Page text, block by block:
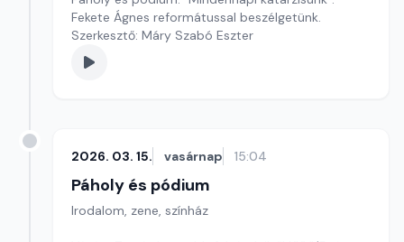
Fekete Ágnes reformátussal beszélgetünk.
Szerkesztő: Máry Szabó Eszter
2026. 03. 15. vasárnap 15:04
Páholy és pódium
Irodalom, zene, színház